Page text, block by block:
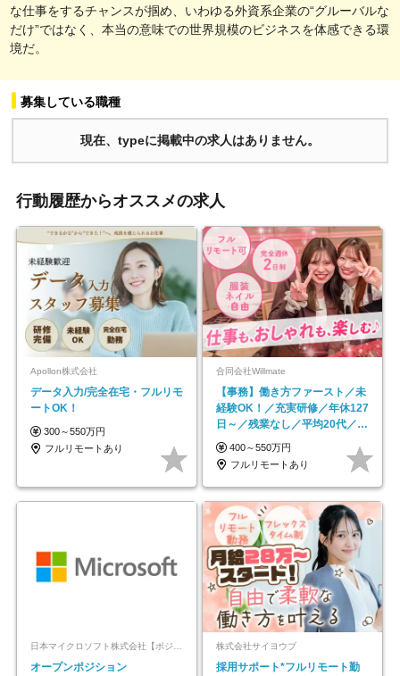
な仕事をするチャンスが掴め、いわゆる外資系企業の“グルーバルな
だけ”ではなく、本当の意味での世界規模のビジネスを体感できる環
境だ。
募集している職種
現在、typeに掲載中の求人はありません。
行動履歴からオススメの求人
Apollon株式会社
データ入力/完全在宅・フルリモ
ートOK！
300～550万円
フルリモートあり
合同会社Willmate
【事務】働き方ファースト／未
経験OK！／充実研修／年休127
日～／残業なし／平均20代／リ
モートOK
400～550万円
フルリモートあり
日本マイクロソフト株式会社【ポジションマッチ登録】
オープンポジション
株式会社サイヨウブ
採用サポート*フルリモート勤